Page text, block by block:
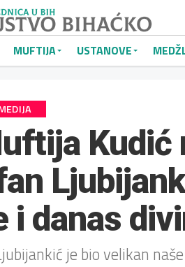
MUFTIJA USTANOVE
Kudić
i danas
je bio velikan